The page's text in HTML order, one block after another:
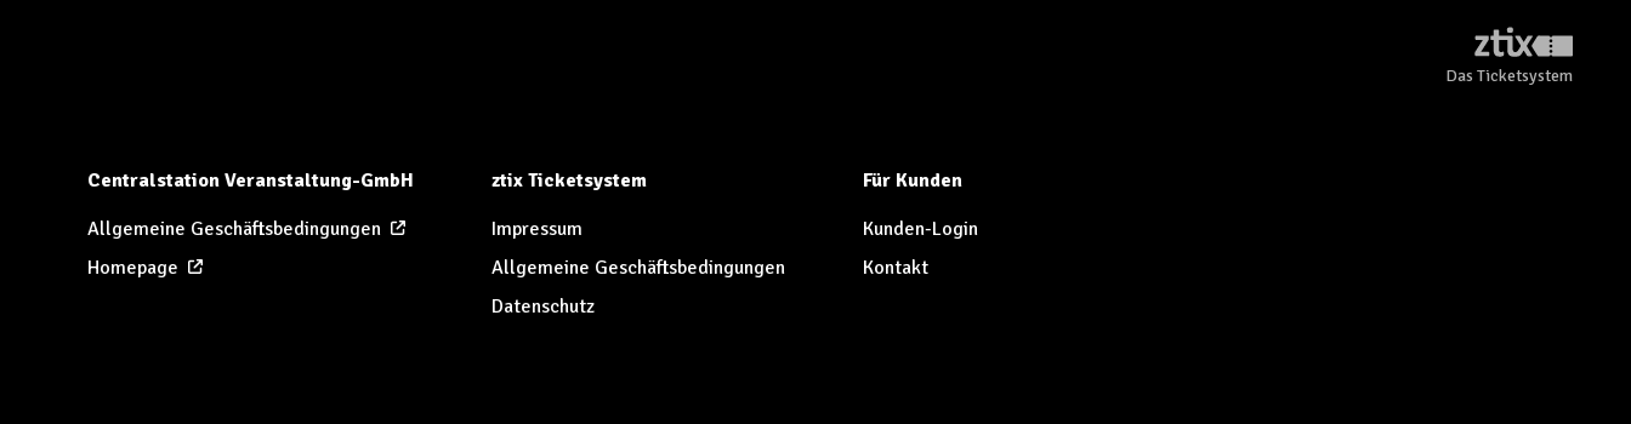
Das Ticketsystem
Centralstation Veranstaltung-GmbH
Allgemeine Geschäftsbedingungen
Homepage
ztix Ticketsystem
Impressum
Allgemeine Geschäftsbedingungen
Datenschutz
Für Kunden
Kunden-Login
Kontakt